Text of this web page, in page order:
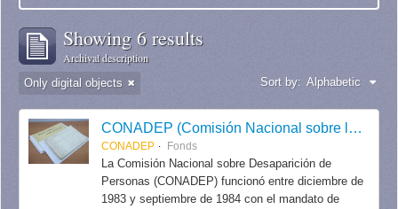
Showing 6 results
Archival description
Only digital objects Sort by: Alphabetic
CONADEP (Comisión Nacional sobre la Desaparición de Personas)
CONADEP Fonds
La Comisión Nacional sobre Desaparición de
Personas (CONADEP) funcionó entre diciembre de
1983 y septiembre de 1984 con el mandato de